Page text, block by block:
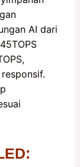
AI dari